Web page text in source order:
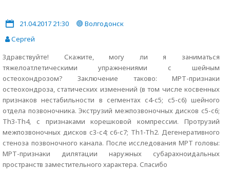
21.04.2017 21:30
Волгодонск
Сергей
Здравствуйте! Скажите, могу ли я заниматься
тяжелоатлетическими упражнениями с шейным
остеохондрозом? Заключение таково: МРТ-признаки
остеохондроза, статических изменений (в том числе косвенных
признаков нестабильности в сегментах с4-с5; с5-с6) шейного
отдела позвоночника. Экструзий межпозвоночных дисков с5-с6;
Th3-Th4, с признаками корешковой компрессии. Протрузий
межпозвоночных дисков с3-с4; с6-с7; Th1-Th2. Дегенеративного
стеноза позвоночного канала. После исследования МРТ головы:
МРТ-признаки дилятации наружных субарахноидальных
пространств заместительного характера. Спасибо